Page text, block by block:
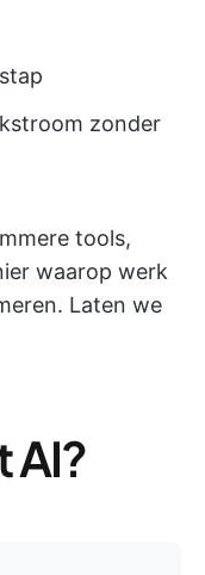
zonder
tools,
waarop werk
Laten we
AI?